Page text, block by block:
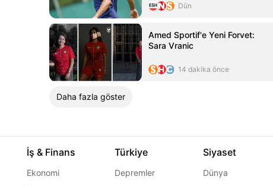
Dün
Amed Sportif'e Yeni Forvet:
Sara Vranic
14 dakika önce
Daha fazla göster
İş & Finans
Ekonomi
Türkiye
Depremler
Siyaset
Dünya